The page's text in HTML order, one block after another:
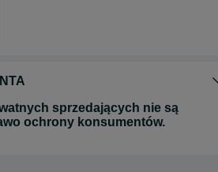
sprzedających nie są
ochrony konsumentów.